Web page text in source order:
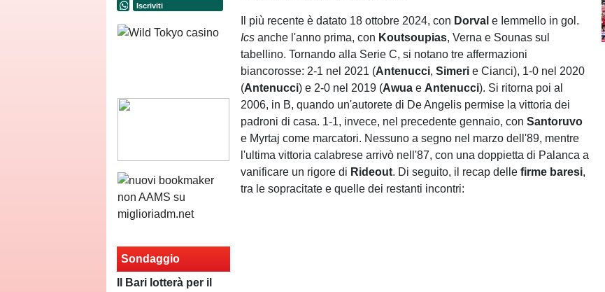
Iscriviti
Sondaggio
Il Bari lotterà per il
Il più recente è datato 18 ottobre 2024, con Dorval e Iemmello in gol.
Ics anche l'anno prima, con Koutsoupias, Verna e Sounas sul
tabellino. Tornando alla Serie C, si notano tre affermazioni
biancorosse: 2-1 nel 2021 (Antenucci,Simeri e Cianci), 1-0 nel 2020
(Antenucci) e 2-0 nel 2019 (Awua e Antenucci). Si ritorna poi al
2006, in B, quando un'autorete di De Angelis permise la vittoria dei
padroni di casa. 1-1, invece, nel precedente gennaio, conSantoruvo
e Myrtaj come marcatori. Nessuno a segno nel marzo dell'89, mentre
l'ultima vittoria calabrese arrivò nell'87, con una doppietta di Palanca a
vanificare un rigore di Rideout. Di seguito, il recap dellefirme baresi,
tra le sopracitate e quelle dei restanti incontri: